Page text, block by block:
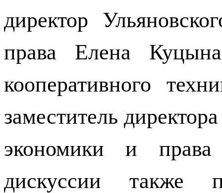
директор
права Елена
кооперативного
заместитель
экономики и
дискуссии также